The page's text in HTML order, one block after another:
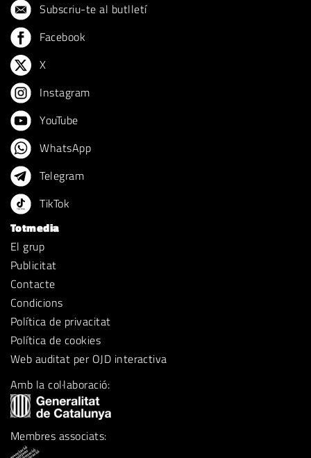
Subscriu-te al butlletí
Facebook
X
Instagram
YouTube
WhatsApp
Telegram
TikTok
Totmedia
El grup
Publicitat
Contacte
Condicions
Política de privacitat
Política de cookies
Web auditat per OJD interactiva
Amb la col·laboració:
Membres associats: